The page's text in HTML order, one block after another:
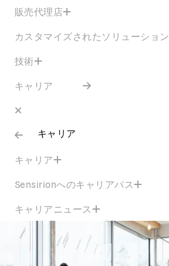
販売代理店
カスタマイズされたソリューション
技術
キャリア
キャリア
キャリア
Sensirionへのキャリアパス
キャリアニュース